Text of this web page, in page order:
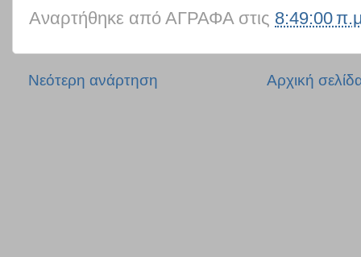
Αναρτήθηκε από ΑΓΡΑΦΑ στις 8:49:00
Νεότερη ανάρτηση Αρχική